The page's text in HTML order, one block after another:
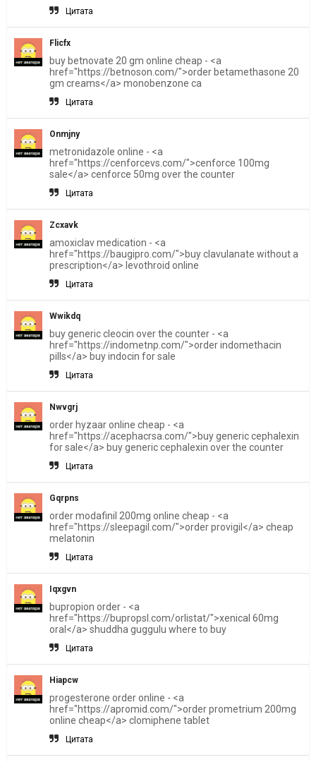
Цитата
Flicfx
buy betnovate 20 gm online cheap - <a
href="https://betnoson.com/">order betamethasone 20
gm creams</a> monobenzone ca
Цитата
Onmjny
metronidazole online - <a
href="https://cenforcevs.com/">cenforce 100mg
sale</a> cenforce 50mg over the counter
Цитата
Zcxavk
amoxiclav medication - <a
href="https://baugipro.com/">buy clavulanate without a
prescription</a> levothroid online
Цитата
Wwikdq
buy generic cleocin over the counter - <a
href="https://indometnp.com/">order indomethacin
pills</a> buy indocin for sale
Цитата
Nwvgrj
order hyzaar online cheap - <a
href="https://acephacrsa.com/">buy generic cephalexin
for sale</a> buy generic cephalexin over the counter
Цитата
Gqrpns
order modafinil 200mg online cheap - <a
href="https://sleepagil.com/">order provigil</a> cheap
melatonin
Цитата
Iqxgvn
bupropion order - <a
href="https://bupropsl.com/orlistat/">xenical 60mg
oral</a> shuddha guggulu where to buy
Цитата
Hiapcw
progesterone order online - <a
href="https://apromid.com/">order prometrium 200mg
online cheap</a> clomiphene tablet
Цитата